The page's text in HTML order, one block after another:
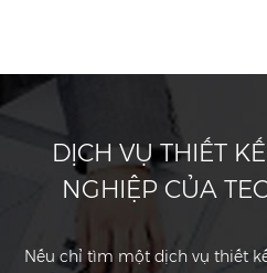
DỊCH VỤ THIẾT
NGHIỆP CỦA
Nếu chỉ tìm một dịch vụ thiết